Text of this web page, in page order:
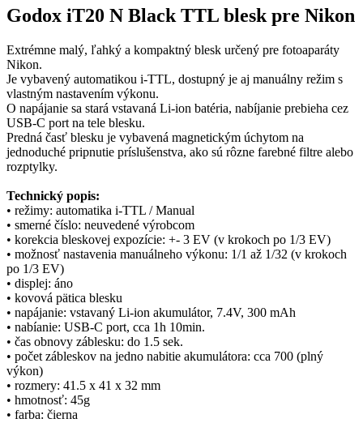
Godox iT20 N Black TTL blesk pre Nikon
Extrémne malý, ľahký a kompaktný blesk určený pre fotoaparáty
Nikon.
Je vybavený automatikou i-TTL, dostupný je aj manuálny režim s
vlastným nastavením výkonu.
O napájanie sa stará vstavaná Li-ion batéria, nabíjanie prebieha cez
USB-C port na tele blesku.
Predná časť blesku je vybavená magnetickým úchytom na
jednoduché pripnutie príslušenstva, ako sú rôzne farebné filtre alebo
rozptylky.
Technický popis:
• režimy: automatika i-TTL / Manual
• smerné číslo: neuvedené výrobcom
• korekcia bleskovej expozície: +- 3 EV (v krokoch po 1/3 EV)
• možnosť nastavenia manuálneho výkonu: 1/1 až 1/32 (v krokoch
po 1/3 EV)
• displej: áno
• kovová pätica blesku
• napájanie: vstavaný Li-ion akumulátor, 7.4V, 300 mAh
• nabíanie: USB-C port, cca 1h 10min.
• čas obnovy záblesku: do 1.5 sek.
• počet zábleskov na jedno nabitie akumulátora: cca 700 (plný
výkon)
• rozmery: 41.5 x 41 x 32 mm
• hmotnosť: 45g
• farba: čierna